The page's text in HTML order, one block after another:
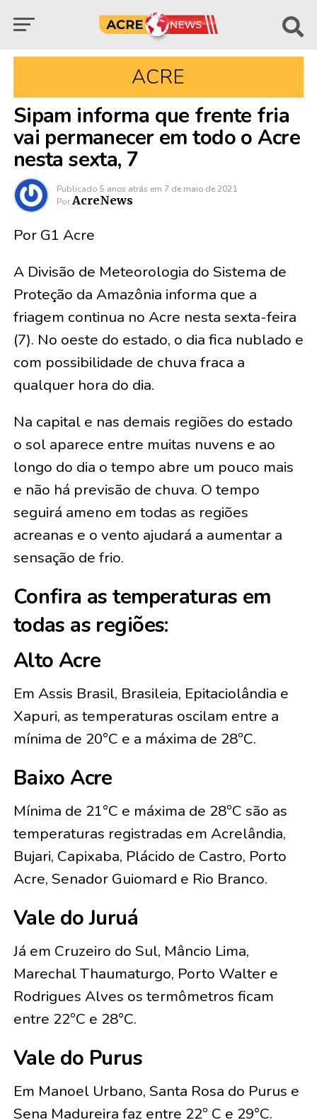
ACRE
Sipam informa que frente fria
vai permanecer em todo o Acre
nesta sexta, 7
Publicado 5 anos atrás em 7 de maio de 2021
Por AcreNews
Por G1 Acre
A Divisão de Meteorologia do Sistema de
Proteção da Amazônia informa que a
friagem continua no Acre nesta sexta-feira
(7). No oeste do estado, o dia fica nublado e
com possibilidade de chuva fraca a
qualquer hora do dia.
Na capital e nas demais regiões do estado
o sol aparece entre muitas nuvens e ao
longo do dia o tempo abre um pouco mais
e não há previsão de chuva. O tempo
seguirá ameno em todas as regiões
acreanas e o vento ajudará a aumentar a
sensação de frio.
Confira as temperaturas em
todas as regiões:
Alto Acre
Em Assis Brasil, Brasileia, Epitaciolândia e
Xapuri, as temperaturas oscilam entre a
mínima de 20°C e a máxima de 28ºC.
Baixo Acre
Mínima de 21°C e máxima de 28ºC são as
temperaturas registradas em Acrelândia,
Bujari, Capixaba, Plácido de Castro, Porto
Acre, Senador Guiomard e Rio Branco.
Vale do Juruá
Já em Cruzeiro do Sul, Mâncio Lima,
Marechal Thaumaturgo, Porto Walter e
Rodrigues Alves os termômetros ficam
entre 22ºC e 28°C.
Vale do Purus
Em Manoel Urbano, Santa Rosa do Purus e
Sena Madureira faz entre 22º C e 29°C.